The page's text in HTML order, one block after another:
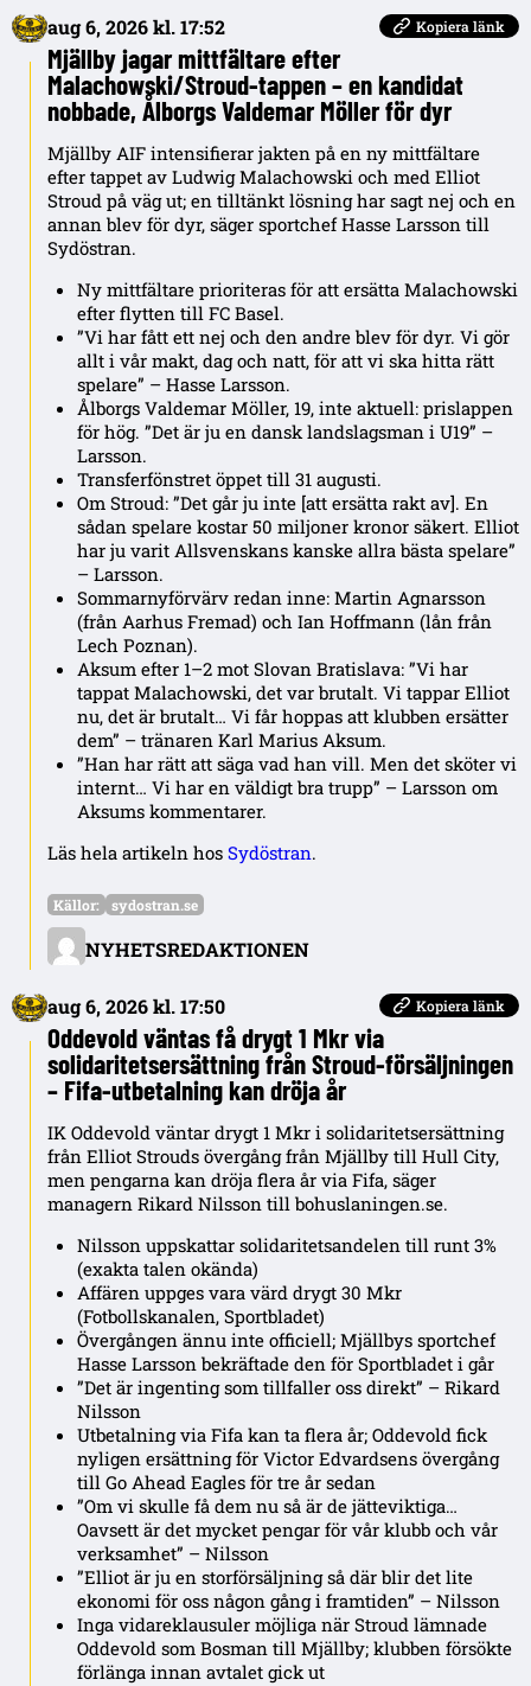
aug 6, 2026 kl. 17:52 Kopiera länk
Mjällby jagar mittfältare efter
Malachowski/Stroud-tappen – en kandidat
nobbade, Ålborgs Valdemar Möller för dyr
Mjällby AIF intensifierar jakten på en ny mittfältare
efter tappet av Ludwig Malachowski och med Elliot
Stroud på väg ut; en tilltänkt lösning har sagt nej och en
annan blev för dyr, säger sportchef Hasse Larsson till
Sydöstran.
Ny mittfältare prioriteras för att ersätta Malachowski
efter flytten till FC Basel.
”Vi har fått ett nej och den andre blev för dyr. Vi gör
allt i vår makt, dag och natt, för att vi ska hitta rätt
spelare” – Hasse Larsson.
Ålborgs Valdemar Möller, 19, inte aktuell: prislappen
för hög. ”Det är ju en dansk landslagsman i U19” –
Larsson.
Transferfönstret öppet till 31 augusti.
Om Stroud: ”Det går ju inte [att ersätta rakt av]. En
sådan spelare kostar 50 miljoner kronor säkert. Elliot
har ju varit Allsvenskans kanske allra bästa spelare”
– Larsson.
Sommarnyförvärv redan inne: Martin Agnarsson
(från Aarhus Fremad) och Ian Hoffmann (lån från
Lech Poznan).
Aksum efter 1–2 mot Slovan Bratislava: ”Vi har
tappat Malachowski, det var brutalt. Vi tappar Elliot
nu, det är brutalt… Vi får hoppas att klubben ersätter
dem” – tränaren Karl Marius Aksum.
”Han har rätt att säga vad han vill. Men det sköter vi
internt… Vi har en väldigt bra trupp” – Larsson om
Aksums kommentarer.
Läs hela artikeln hos Sydöstran.
NYHETSREDAKTIONEN
Källor: sydostran.se
aug 6, 2026 kl. 17:50 Kopiera länk
Oddevold väntas få drygt 1 Mkr via
solidaritetsersättning från Stroud-försäljningen
– Fifa-utbetalning kan dröja år
IK Oddevold väntar drygt 1 Mkr i solidaritetsersättning
från Elliot Strouds övergång från Mjällby till Hull City,
men pengarna kan dröja flera år via Fifa, säger
managern Rikard Nilsson till bohuslaningen.se.
Nilsson uppskattar solidaritetsandelen till runt 3%
(exakta talen okända)
Affären uppges vara värd drygt 30 Mkr
(Fotbollskanalen, Sportbladet)
Övergången ännu inte officiell; Mjällbys sportchef
Hasse Larsson bekräftade den för Sportbladet i går
”Det är ingenting som tillfaller oss direkt” – Rikard
Nilsson
Utbetalning via Fifa kan ta flera år; Oddevold fick
nyligen ersättning för Victor Edvardsens övergång
till Go Ahead Eagles för tre år sedan
”Om vi skulle få dem nu så är de jätteviktiga…
Oavsett är det mycket pengar för vår klubb och vår
verksamhet” – Nilsson
”Elliot är ju en storförsäljning så där blir det lite
ekonomi för oss någon gång i framtiden” – Nilsson
Inga vidareklausuler möjliga när Stroud lämnade
Oddevold som Bosman till Mjällby; klubben försökte
förlänga innan avtalet gick ut